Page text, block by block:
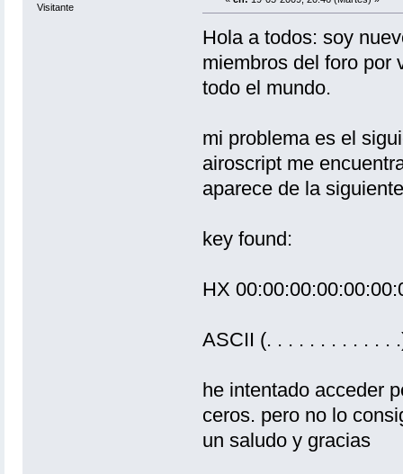
Visitante
Hola a todos: soy
miembros del foro por
todo el mundo.
mi problema es el
airoscript me
aparece de la
key found:
HX
ASCII (. . . . . . . . . . . .
he intentado acceder
ceros. pero no lo
un saludo y gracias